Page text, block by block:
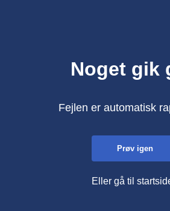
Noget gik
Fejlen er automatisk
Prøv igen
Eller gå til